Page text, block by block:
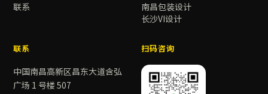
联系
南昌包装设计
长沙VI设计
联系
中国南昌高新区昌东大道含弘
广场 1 号楼 507
扫码咨询